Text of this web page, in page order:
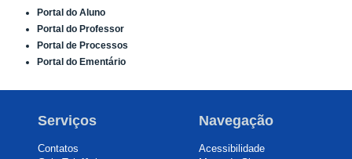
Portal do Aluno
Portal do Professor
Portal de Processos
Portal do Ementário
Serviços
Contatos
Navegação
Acessibilidade